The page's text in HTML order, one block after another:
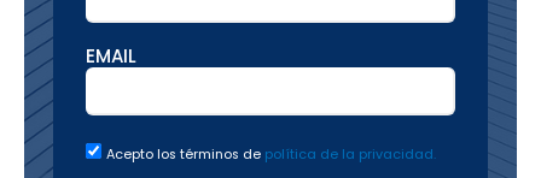
EMAIL
Acepto los términos de política de la privacidad.